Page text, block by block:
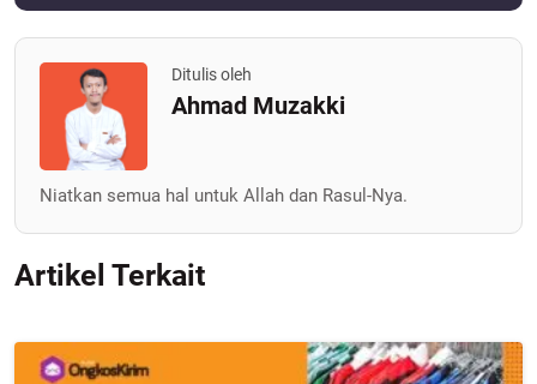
Ditulis oleh
Ahmad Muzakki
Niatkan semua hal untuk Allah dan Rasul-Nya.
Artikel Terkait